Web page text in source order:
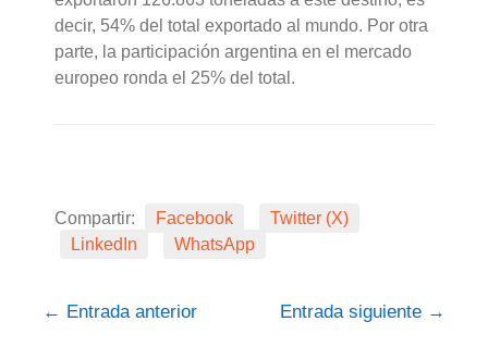
decir, 54% del total exportado al mundo. Por otra
parte, la participación argentina en el mercado
europeo ronda el 25% del total.
Compartir: Facebook
Twitter (X)
LinkedIn
WhatsApp
← Entrada anterior Entrada siguiente →